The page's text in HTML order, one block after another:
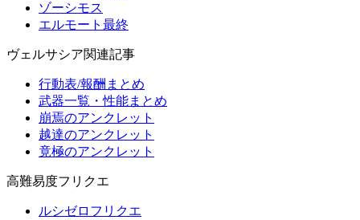
ゾーシモス
エルモート最終
ヴェルサシア関連記事
行動表/報酬まとめ
武器一覧・性能まとめ
崩焉のアンクレット
越達のアンクレット
竟極のアンクレット
高難易度フリクエ
ルシゼロフリクエ